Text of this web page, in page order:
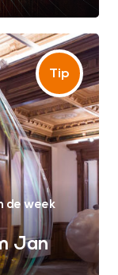
de week
Jan